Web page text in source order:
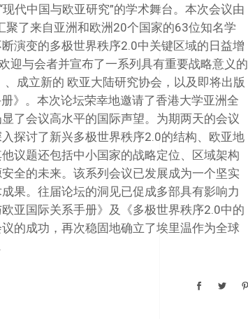
代中国与欧亚研究”的学术舞台。本次会议由
了来自亚洲和欧洲20个国家的63位知名学
演变的多极世界秩序2.0中关键区域的日益增
迎与会者并宣布了一系列具有重要战略意义的
成立新的 欧亚大陆研究协会，以及即将出版
》。本次论坛荣幸地邀请了香港大学亚洲全
了会议高水平的国际声望。为期两天的会议
探讨了新兴多极世界秩序2.0的结构、欧亚地
议题还包括中小国家的战略定位、区域架构
全的未来。该系列会议已发展成为一个坚实
果。往届论坛的洞见已促成多部具有影响力
亚国际关系手册》及《多极世界秩序2.0中的
的成功，再次稳固地确立了埃里温作为全球